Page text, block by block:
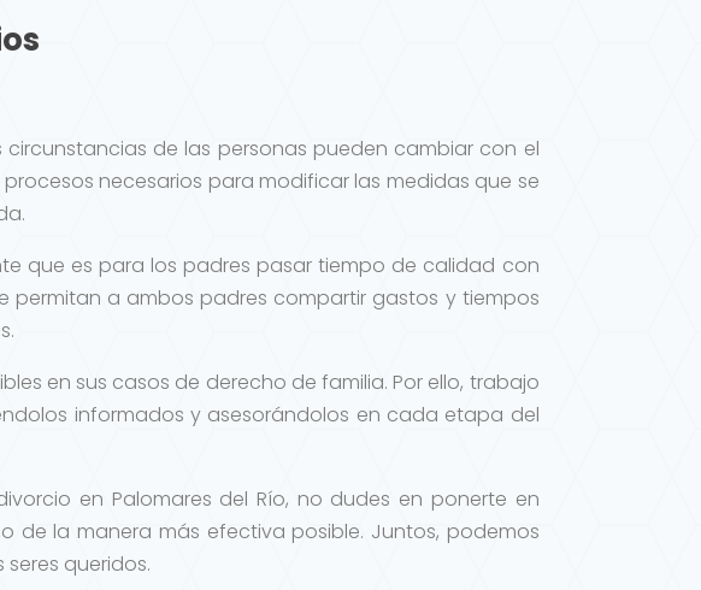
de las personas pueden cambiar con el
necesarios para modificar las medidas que se
que es para los padres pasar tiempo de calidad con
permitan a ambos padres compartir gastos y tiempos
en sus casos de derecho de familia. Por ello, trabajo
informados y asesorándolos en cada etapa del
en Palomares del Río, no dudes en ponerte en
la manera más efectiva posible. Juntos, podemos
queridos.